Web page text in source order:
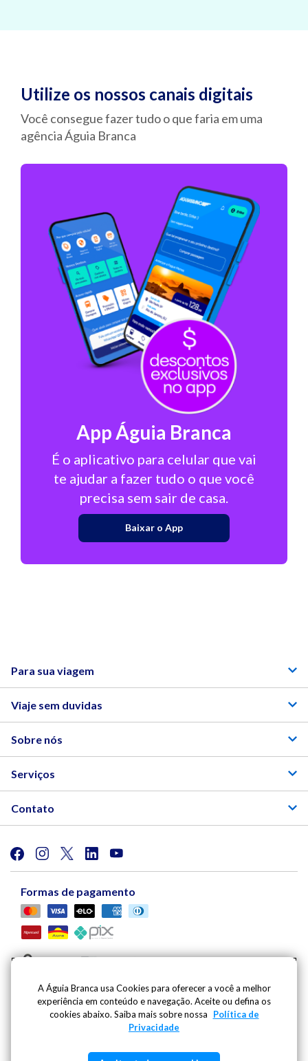
Utilize os nossos canais digitais
Você consegue fazer tudo o que faria em uma
agência Águia Branca
App Águia Branca
É o aplicativo para celular que vai
te ajudar a fazer tudo o que você
precisa sem sair de casa.
Baixar o App
Para sua viagem
Viaje sem duvidas
Sobre nós
Serviços
Contato
Formas de pagamento
Viação Águia Branca S.A. | Av. Mario Gurgel, 5030 |
Cariacica - ES - CEP: 29148-901 - CNPJ: 27.486.182/0001-
Inscricao Estadual: 080.444.20-2 | Whatsapp:(27) 99796-
A Águia Branca usa Cookies para oferecer a você a melhor
experiência em conteúdo e navegação. Aceite ou defina os
cookies abaixo. Saiba mais sobre nossa
Política de
Privacidade